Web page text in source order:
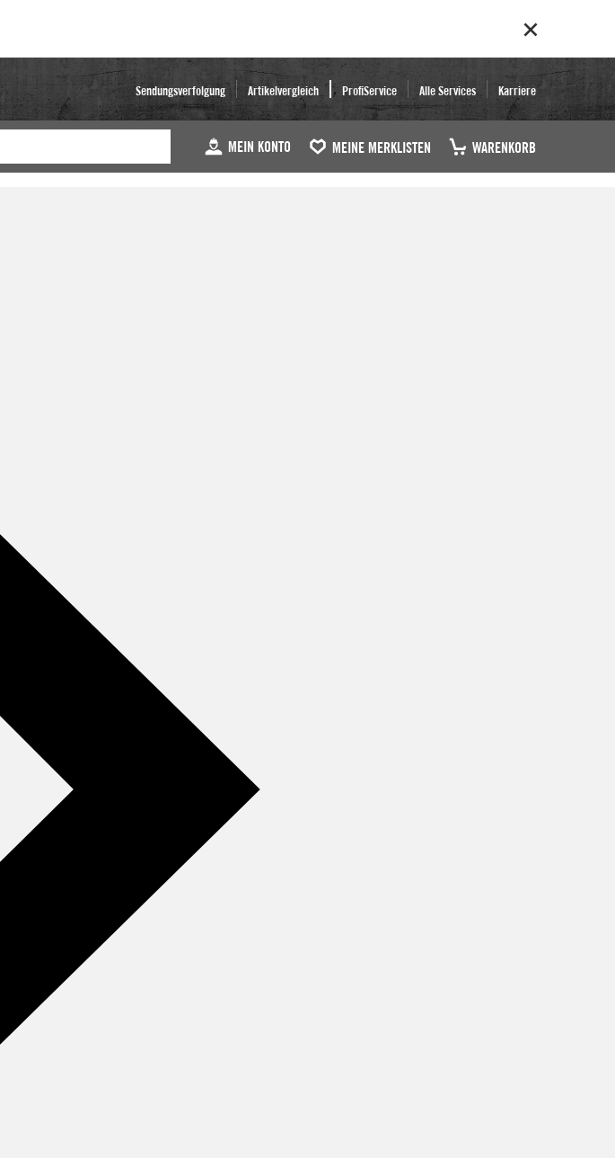
Sendungsverfolgung Artikelvergleich ProfiService Alle Services Karriere
MEIN KONTO MEINE MERKLISTEN WARENKORB